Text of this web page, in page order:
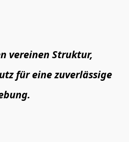
vereinen Struktur,
für eine zuverlässige